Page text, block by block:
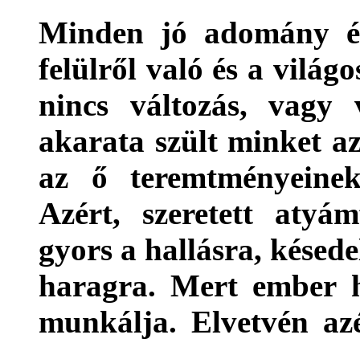
Minden jó adomány
felülről való és a
nincs változás, vagy
akarata szült minket
az ő
Azért, szeretett
gyors a hallásra,
haragra. Mert ember
munkálja. Elvetvén